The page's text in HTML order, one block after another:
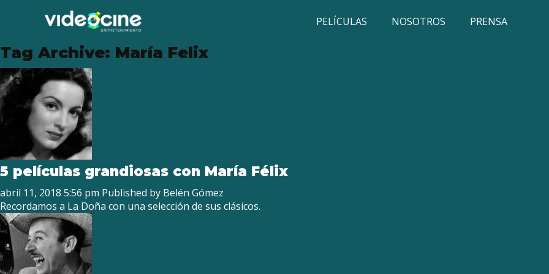
PELÍCULAS NOSOTROS PRENSA
Tag Archive: María Felix
5 películas grandiosas con María Félix
abril 11, 2018 5:56 pm Published by Belén Gómez
Recordamos a La Doña con una selección de sus clásicos.